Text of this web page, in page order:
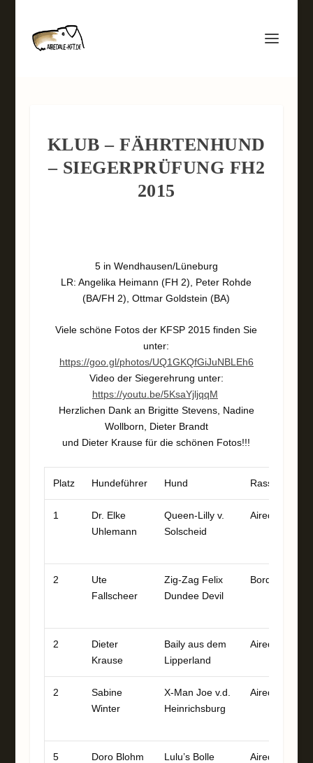
KLUB – FÄHRTENHUND
– SIEGERPRÜFUNG FH2
2015
5 in Wendhausen/Lüneburg
LR: Angelika Heimann (FH 2), Peter Rohde
(BA/FH 2), Ottmar Goldstein (BA)
Viele schöne Fotos der KFSP 2015 finden Sie
unter:
https://goo.gl/photos/UQ1GKQfGiJuNBLEh6
Video der Siegerehrung unter:
https://youtu.be/5KsaYjljqqM
Herzlichen Dank an Brigitte Stevens, Nadine
Wollborn, Dieter Brandt
und Dieter Krause für die schönen Fotos!!!
Platz Hundeführer Hund Rasse
1
Dr. Elke
Uhlemann
Queen-Lilly v.
Solscheid
Airedale
2
Ute
Fallscheer
Zig-Zag Felix
Dundee Devil
Border
2
Dieter
Krause
Baily aus dem
Lipperland
Airedale
2
Sabine
Winter
X-Man Joe v.d.
Heinrichsburg
Airedale
5 Doro Blohm
Lulu’s Bolle
Airedale